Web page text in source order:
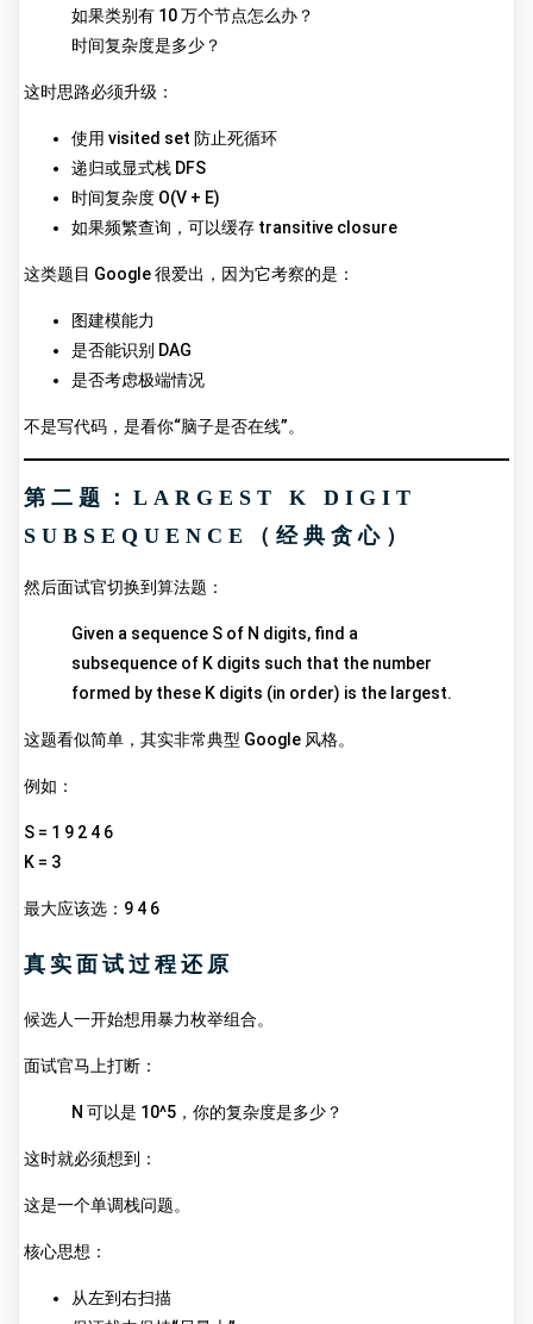
如果类别有 10 万个节点怎么办？
时间复杂度是多少？
这时思路必须升级：
使用 visited set 防止死循环
递归或显式栈 DFS
时间复杂度 O(V + E)
如果频繁查询，可以缓存 transitive closure
这类题目 Google 很爱出，因为它考察的是：
图建模能力
是否能识别 DAG
是否考虑极端情况
不是写代码，是看你“脑子是否在线”。
第二题：LARGEST K DIGIT
SUBSEQUENCE（经典贪心）
然后面试官切换到算法题：
Given a sequence S of N digits, find a
subsequence of K digits such that the number
formed by these K digits (in order) is the largest.
这题看似简单，其实非常典型 Google 风格。
例如：
S = 1 9 2 4 6
K = 3
最大应该选：9 4 6
真实面试过程还原
候选人一开始想用暴力枚举组合。
面试官马上打断：
N 可以是 10^5，你的复杂度是多少？
这时就必须想到：
这是一个单调栈问题。
核心思想：
从左到右扫描